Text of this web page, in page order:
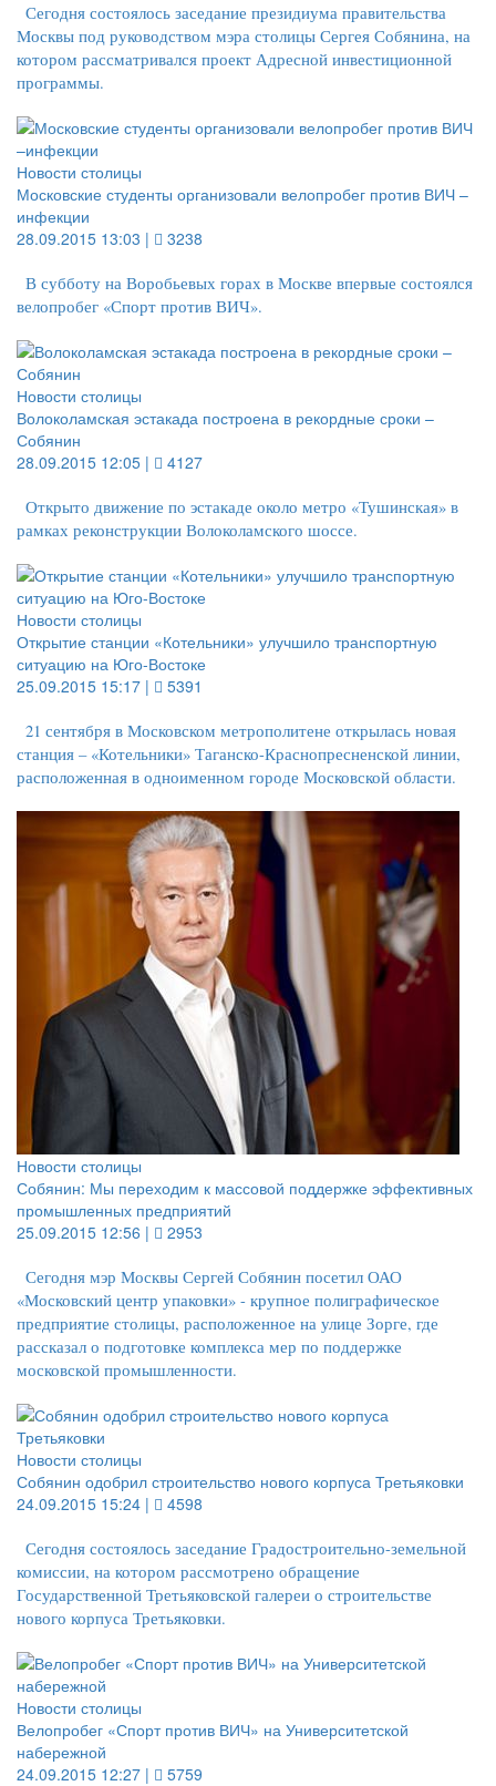
Сегодня состоялось заседание президиума правительства
Москвы под руководством мэра столицы Сергея Собянина, на
котором рассматривался проект Адресной инвестиционной
программы.
Новости столицы
Московские студенты организовали велопробег против ВИЧ –
инфекции
28.09.2015 13:03 |
3238
В субботу на Воробьевых горах в Москве впервые состоялся
велопробег «Спорт против ВИЧ».
Новости столицы
Волоколамская эстакада построена в рекордные сроки –
Собянин
28.09.2015 12:05 |
4127
Открыто движение по эстакаде около метро «Тушинская» в
рамках реконструкции Волоколамского шоссе.
Новости столицы
Открытие станции «Котельники» улучшило транспортную
ситуацию на Юго-Востоке
25.09.2015 15:17 |
5391
21 сентября в Московском метрополитене открылась новая
станция – «Котельники» Таганско-Краснопресненской линии,
расположенная в одноименном городе Московской области.
Новости столицы
Собянин: Мы переходим к массовой поддержке эффективных
промышленных предприятий
25.09.2015 12:56 |
2953
Сегодня мэр Москвы Сергей Собянин посетил ОАО
«Московский центр упаковки» - крупное полиграфическое
предприятие столицы, расположенное на улице Зорге, где
рассказал о подготовке комплекса мер по поддержке
московской промышленности.
Новости столицы
Собянин одобрил строительство нового корпуса Третьяковки
24.09.2015 15:24 |
4598
Сегодня состоялось заседание Градостроительно-земельной
комиссии, на котором рассмотрено обращение
Государственной Третьяковской галереи о строительстве
нового корпуса Третьяковки.
Новости столицы
Велопробег «Спорт против ВИЧ» на Университетской
набережной
24.09.2015 12:27 |
5759